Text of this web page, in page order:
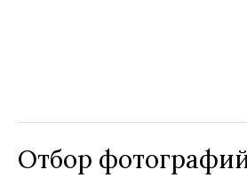
Отбор